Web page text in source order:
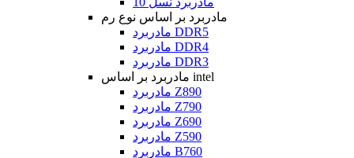
مادربرد بر اساس نوع رم
مادربرد DDR5
مادربرد DDR4
مادربرد DDR3
مادربرد بر اساس intel
مادربرد Z890
مادربرد Z790
مادربرد Z690
مادربرد Z590
مادربرد B760